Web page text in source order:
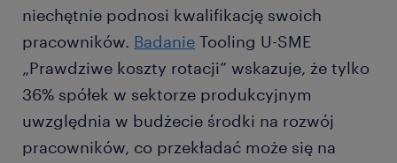
niechętnie podnosi kwalifikację swoich
pracowników. Badanie Tooling U-SME
„Prawdziwe koszty rotacji” wskazuje, że tylko
36% spółek w sektorze produkcyjnym
uwzględnia w budżecie środki na rozwój
pracowników, co przekładać może się na